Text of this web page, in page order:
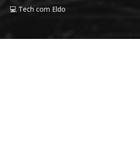
💻 Tech com Eldo